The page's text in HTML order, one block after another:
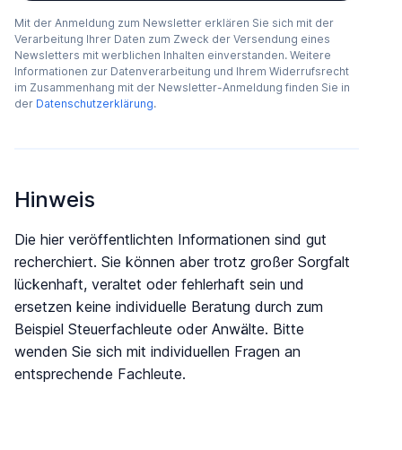
Mit der Anmeldung zum Newsletter erklären Sie sich mit der
Verarbeitung Ihrer Daten zum Zweck der Versendung eines
Newsletters mit werblichen Inhalten einverstanden. Weitere
Informationen zur Datenverarbeitung und Ihrem Widerrufsrecht
im Zusammenhang mit der Newsletter-Anmeldung finden Sie in
der Datenschutzerklärung.
Hinweis
Die hier veröffentlichten Informationen sind gut
recherchiert. Sie können aber trotz großer Sorgfalt
lückenhaft, veraltet oder fehlerhaft sein und
ersetzen keine individuelle Beratung durch zum
Beispiel Steuerfachleute oder Anwälte. Bitte
wenden Sie sich mit individuellen Fragen an
entsprechende Fachleute.